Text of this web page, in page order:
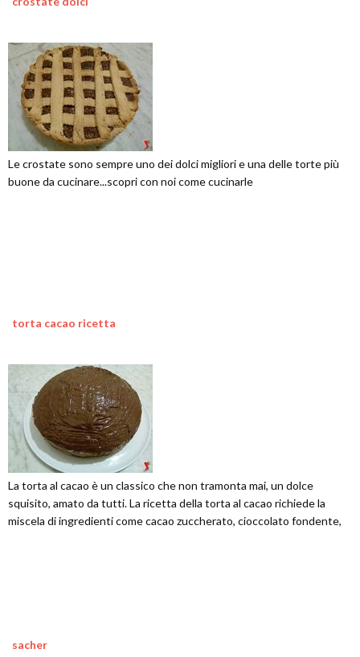
Le crostate sono sempre uno dei dolci migliori e una delle torte più
buone da cucinare...scopri con noi come cucinarle
torta cacao ricetta
La torta al cacao è un classico che non tramonta mai, un dolce
squisito, amato da tutti. La ricetta della torta al cacao richiede la
miscela di ingredienti come cacao zuccherato, cioccolato fondente,
sacher